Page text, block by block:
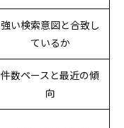
強い検索意図と合致し
ているか
件数ペースと最近の傾
向